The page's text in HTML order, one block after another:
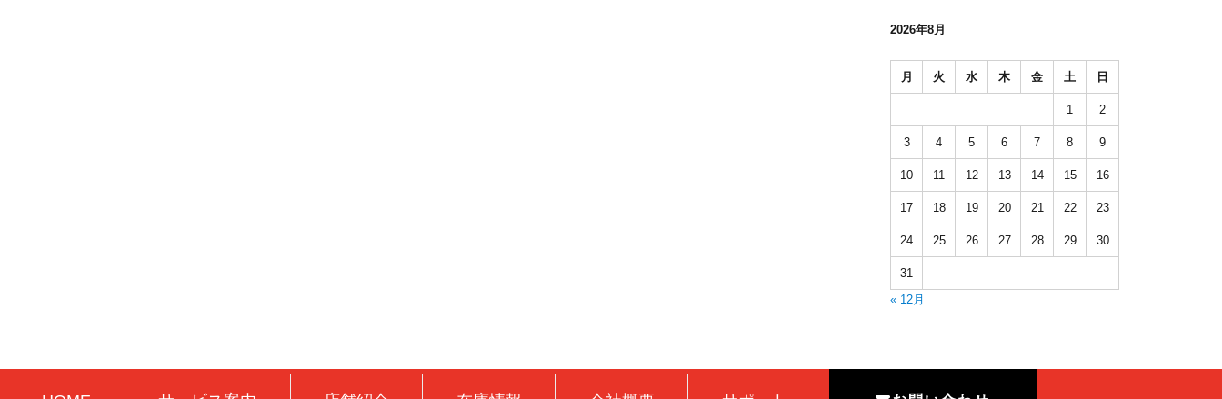
2026年8月
月 火 水 木 金 土 日
1 2
3 4 5 6 7 8 9
10 11 12 13 14 15 16
17 18 19 20 21 22 23
24 25 26 27 28 29 30
31
« 12月